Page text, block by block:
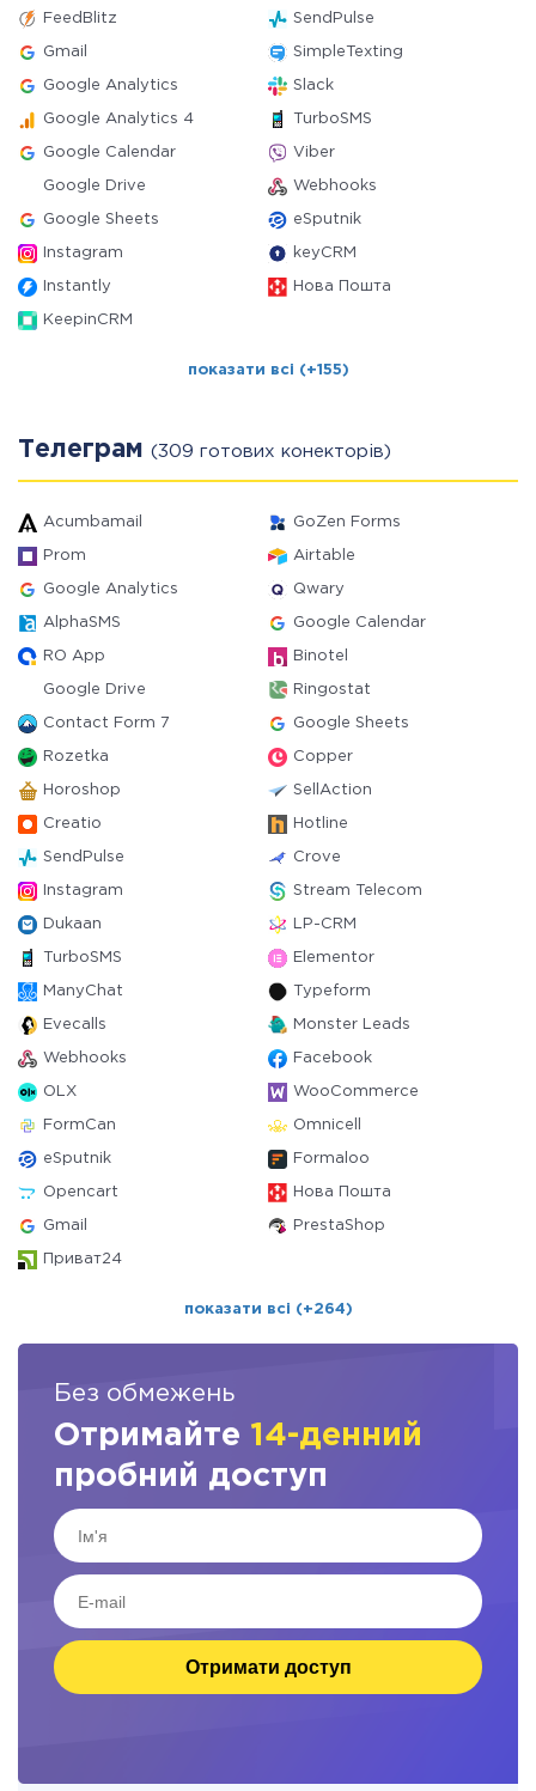
FeedBlitz SendPulse
Gmail SimpleTexting
Google Analytics Slack
Google Analytics 4 TurboSMS
Google Calendar Viber
Google Drive Webhooks
Google Sheets eSputnik
Instagram keyCRM
Instantly Нова Пошта
KeepinCRM
показати всі (+155)
Телеграм (309 готових конекторів)
Acumbamail GoZen Forms
Prom Airtable
Google Analytics Qwary
AlphaSMS Google Calendar
RO App Binotel
Google Drive Ringostat
Contact Form 7 Google Sheets
Rozetka Copper
Horoshop SellAction
Creatio Hotline
SendPulse Crove
Instagram Stream Telecom
Dukaan LP-CRM
TurboSMS Elementor
ManyChat Typeform
Evecalls Monster Leads
Webhooks Facebook
OLX WooCommerce
FormCan Omnicell
eSputnik Formaloo
Opencart Нова Пошта
Gmail PrestaShop
Приват24
показати всі (+264)
Без обмежень
Отримайте 14-денний
пробний доступ
Отримати доступ